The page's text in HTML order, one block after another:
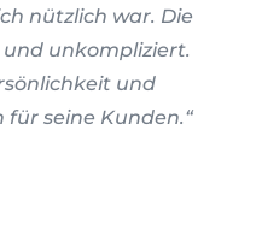
nützlich war. Die
unkompliziert.
und
seine Kunden.“